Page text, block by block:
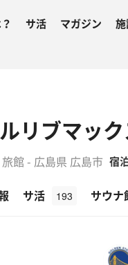
サ活 マガジン
リブマッ
館 - 広島県 広島市 宿
サ活 193 サウナ